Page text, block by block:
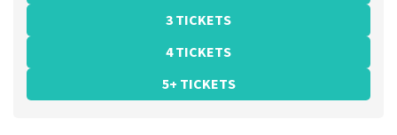
3 TICKETS
4 TICKETS
5+ TICKETS